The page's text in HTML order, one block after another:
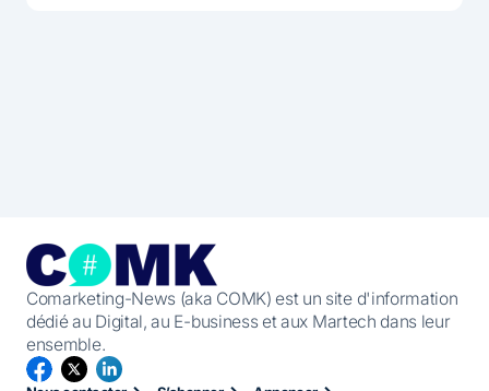
Comarketing-News (aka COMK) est un site d'information
dédié au Digital, au E-business et aux Martech dans leur
ensemble.